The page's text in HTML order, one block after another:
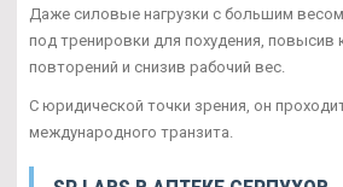
Даже силовые нагрузки с большим
под тренировки для похудения, повысив
повторений и снизив рабочий вес.
С юридической точки зрения, он
международного транзита.